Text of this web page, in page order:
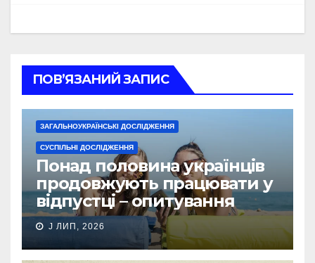
ПОВ’ЯЗАНИЙ ЗАПИС
ЗАГАЛЬНОУКРАЇНСЬКІ ДОСЛІДЖЕННЯ
СУСПІЛЬНІ ДОСЛІДЖЕННЯ
Понад половина українців
продовжують працювати у
відпустці – опитування
J ЛИП, 2026